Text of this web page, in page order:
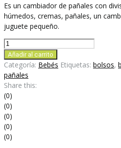
Es un cambiador de pañales con
húmedos, cremas, pañales, un
juguete pequeño.
Porta
pañales
cambiador
2
en
1
Turquesa
Gris
cantidad
Añadir al carrito
Categoría: Bebés Etiquetas: bolsos,
pañales
Share this:
(0)
(0)
(0)
(0)
(0)